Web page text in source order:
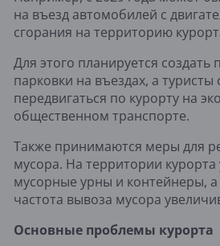
на въезд автомобилей с
сгорания на территорию
Для этого планируется
парковки на въездах, а туристы
передвигаться по курорту на
общественном транспорте.
Также принимаются меры для
мусора. На территории курорта
мусорные урны и контейнеры,
частота вывоза мусора
Основные проблемы курорта